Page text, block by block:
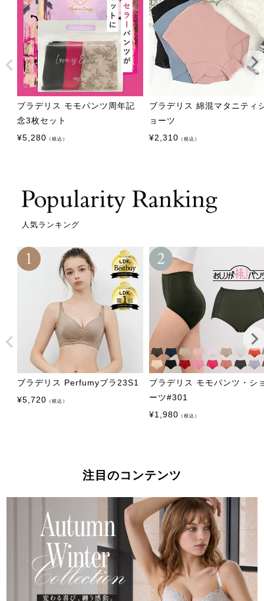
ブラデリス モモパンツ周年記
念3枚セット
¥5,280 （税込）
ブラデリス 綿混マタニティ
ョーツ
¥2,310 （税込）
人気ランキング
ブラデリス Perfumyブラ23S1
¥5,720 （税込）
ブラデリス モモパンツ・シ
ーツ#301
¥1,980 （税込）
注目のコンテンツ